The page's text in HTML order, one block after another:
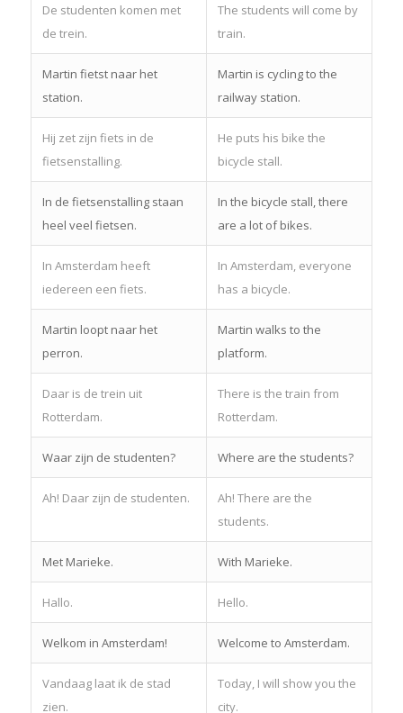
De studenten komen met
de trein.
The students will come by
train.
Martin fietst naar het
station.
Martin is cycling to the
railway station.
Hij zet zijn fiets in de
fietsenstalling.
He puts his bike the
bicycle stall.
In de fietsenstalling staan
heel veel fietsen.
In the bicycle stall, there
are a lot of bikes.
In Amsterdam heeft
iedereen een fiets.
In Amsterdam, everyone
has a bicycle.
Martin loopt naar het
perron.
Martin walks to the
platform.
Daar is de trein uit
Rotterdam.
There is the train from
Rotterdam.
Waar zijn de studenten? Where are the students?
Ah! Daar zijn de studenten.
Ah! There are the
students.
Met Marieke. With Marieke.
Hallo. Hello.
Welkom in Amsterdam! Welcome to Amsterdam.
Vandaag laat ik de stad
zien.
Today, I will show you the
city.